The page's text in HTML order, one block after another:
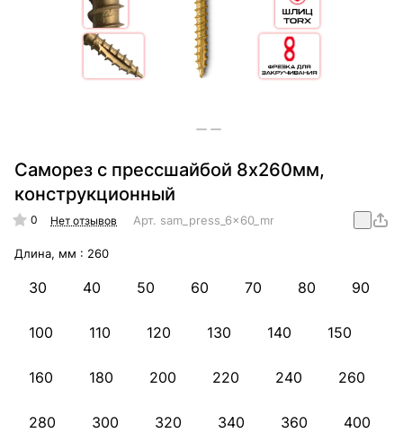
Саморез с прессшайбой 8х260мм,
конструкционный
0 Нет отзывов Арт. sam_press_6x60_mm_konstr
Длина, мм : 260
30 40 50 60 70 80 90
100 110 120 130 140 150
160 180 200 220 240 260
280 300 320 340 360 400